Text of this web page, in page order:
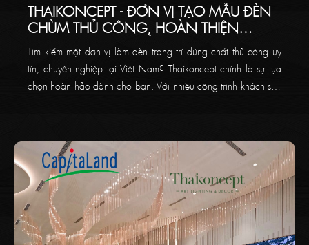
THAIKONCEPT - ĐƠN VỊ TẠO MẪU ĐÈN
CHÙM THỦ CÔNG, HOÀN THIỆN
TRANG TRÍ NỘI THẤT CHO KHÔNG
GIAN CỦA BẠN
Tìm kiếm một đơn vị làm đèn trang trí đúng chất thủ công uy
tín, chuyên nghiệp tại Việt Nam? Thaikoncept chính là sự lựa
chọn hoàn hảo dành cho bạn. Với nhiều công trình khách sạn